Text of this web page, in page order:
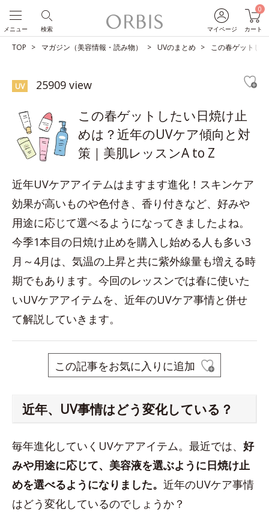
マイページ
0
カート
検索
メニュー
TOP マガジン（美容情報・読み物） UVのまとめ この春ゲットし
UV 25909 view
この春ゲットしたい日焼け止
めは？近年のUVケア傾向と対
策｜美肌レッスンA to Z
近年UVケアアイテムはますます進化！スキンケア
効果が高いものや色付き、香り付きなど、好みや
用途に応じて選べるようになってきましたよね。
今季1本目の日焼け止めを購入し始める人も多い3
月～4月は、気温の上昇と共に紫外線量も増える時
期でもあります。今回のレッスンでは春に使いた
いUVケアアイテムを、近年のUVケア事情と併せ
て解説していきます。
この記事をお気に入りに追加
近年、UV事情はどう変化している？
毎年進化していくUVケアアイテム。最近では、 好
みや用途に応じて、美容液を選ぶように日焼け止
めを選べるようになりました。 近年のUVケア事情
はどう変化しているのでしょうか？